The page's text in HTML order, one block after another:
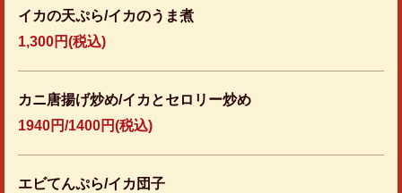
イカの天ぷら/イカのうま煮
1,300円(税込)
カニ唐揚げ炒め/イカとセロリー炒め
1940円/1400円(税込)
エビてんぷら/イカ団子